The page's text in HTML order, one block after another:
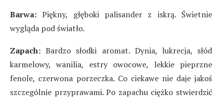
Barwa: Piękny, głęboki palisander z iskrą. Świetnie
wygląda pod światło.
Zapach: Bardzo słodki aromat. Dynia, lukrecja, słód
karmelowy, wanilia, estry owocowe, lekkie pieprzne
fenole, czerwona porzeczka. Co ciekawe nie daje jakoś
szczególnie przyprawami. Po zapachu ciężko stwierdzić